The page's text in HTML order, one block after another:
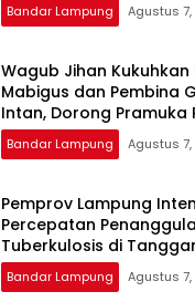
Bandar Lampung Agustus
Wagub Jihan Kukuhkan
Mabigus dan Pembina
Intan, Dorong
Generasi Muda
Bandar Lampung Agustus
Pemprov Lampung
Percepatan
Tuberkulosis di
Bandar Lampung Agustus